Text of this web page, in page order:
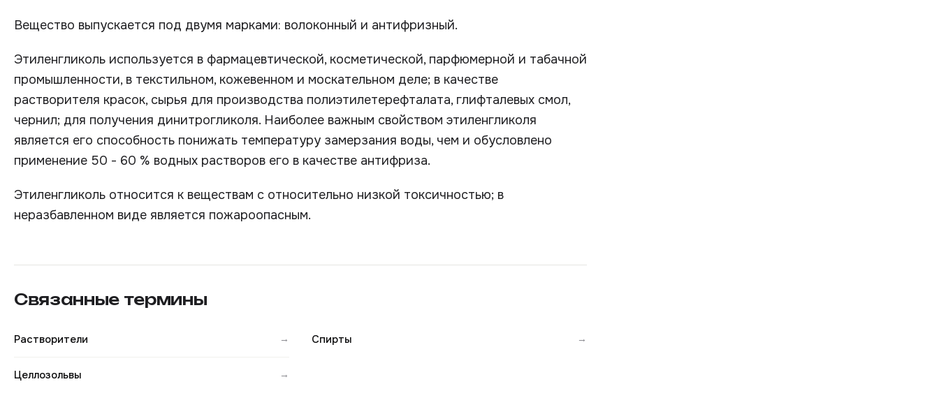
Вещество выпускается под двумя марками: волоконный и антифризный.
Этиленгликоль используется в фармацевтической, косметической, парфюмерной и табачной
промышленности, в текстильном, кожевенном и москательном деле; в качестве
растворителя красок, сырья для производства полиэтилетерефталата, глифталевых смол,
чернил; для получения динитрогликоля. Наиболее важным свойством этиленгликоля
является его способность понижать температуру замерзания воды, чем и обусловлено
применение 50 - 60 % водных растворов его в качестве антифриза.
Этиленгликоль относится к веществам с относительно низкой токсичностью; в
неразбавленном виде является пожароопасным.
Связанные термины
Растворители → Спирты →
Целлозольвы →